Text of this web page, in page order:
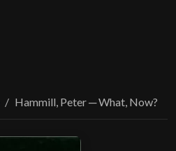
Hammill, Peter ─ What, Now?